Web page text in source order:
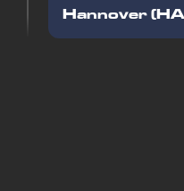
Hannover